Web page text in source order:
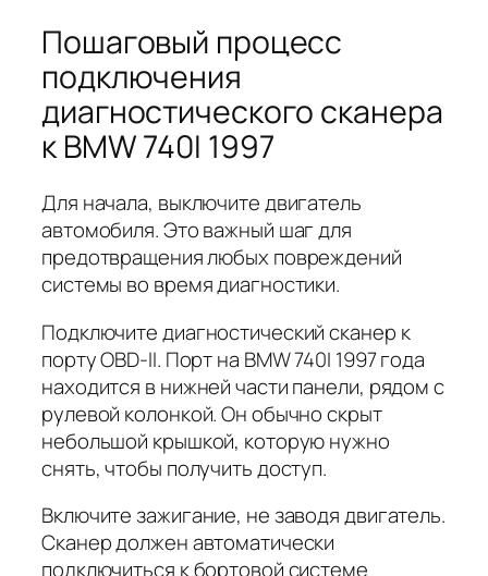
Пошаговый процесс
подключения
диагностического сканера
к BMW 740I 1997
Для начала, выключите двигатель
автомобиля. Это важный шаг для
предотвращения любых повреждений
системы во время диагностики.
Подключите диагностический сканер к
порту OBD-II. Порт на BMW 740I 1997 года
находится в нижней части панели, рядом с
рулевой колонкой. Он обычно скрыт
небольшой крышкой, которую нужно
снять, чтобы получить доступ.
Включите зажигание, не заводя двигатель.
Сканер должен автоматически
подключиться к бортовой системе